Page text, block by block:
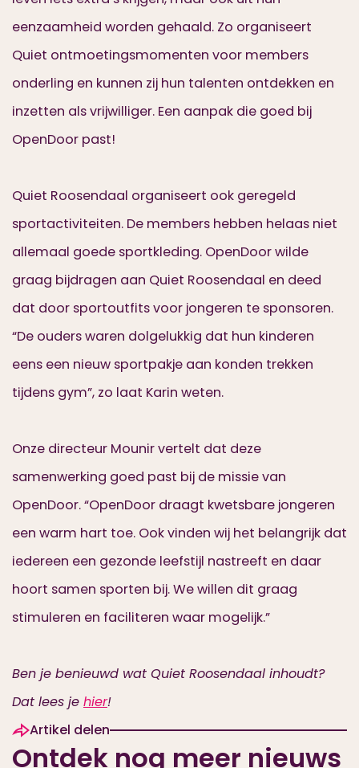
eenzaamheid worden gehaald. Zo organiseert
Quiet ontmoetingsmomenten voor members
onderling en kunnen zij hun talenten ontdekken en
inzetten als vrijwilliger. Een aanpak die goed bij
OpenDoor past!
Quiet Roosendaal organiseert ook geregeld
sportactiviteiten. De members hebben helaas niet
allemaal goede sportkleding. OpenDoor wilde
graag bijdragen aan Quiet Roosendaal en deed
dat door sportoutfits voor jongeren te sponsoren.
“De ouders waren dolgelukkig dat hun kinderen
eens een nieuw sportpakje aan konden trekken
tijdens gym”, zo laat Karin weten.
Onze directeur Mounir vertelt dat deze
samenwerking goed past bij de missie van
OpenDoor. “OpenDoor draagt kwetsbare jongeren
een warm hart toe. Ook vinden wij het belangrijk dat
iedereen een gezonde leefstijl nastreeft en daar
hoort samen sporten bij. We willen dit graag
stimuleren en faciliteren waar mogelijk.”
Ben je benieuwd wat Quiet Roosendaal inhoudt?
Dat lees je hier!
Artikel delen
Ontdek nog meer nieuws